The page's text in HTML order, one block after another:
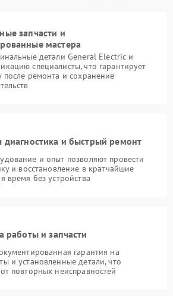
запчасти и
мастера
детали General Electric и
специалисты, что гарантирует
после ремонта и сохранение
диагностика и быстрый ремонт
и опыт позволяют провести
и восстановление в кратчайшие
время без устройства
работы и запчасти
гарантия на
и установленные детали, что
повторных неисправностей